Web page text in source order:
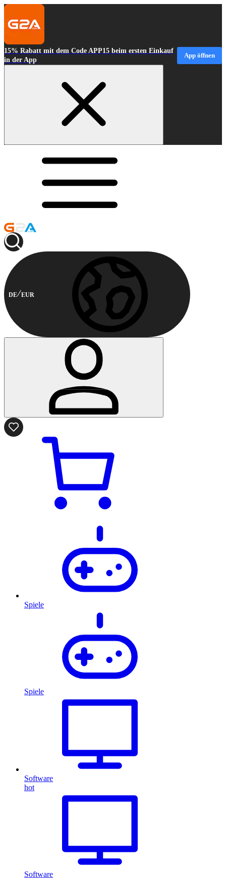
15% Rabatt mit dem Code APP15 beim ersten Einkauf
in der App
App öffnen
DE EUR
Spiele
Spiele
Software
hot
Software